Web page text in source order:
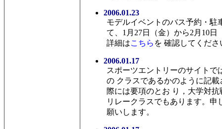
2006.01.23
モデルイベントのバス予約・駐
て、1月27日（金）から2月10日
詳細はこちら を 確認してくださ
2006.01.17
スポーツエントリーのサイトで
の クラスであるかのように記
際には要項のとお り，大学対
リレークラスでもあります。申
願いします。